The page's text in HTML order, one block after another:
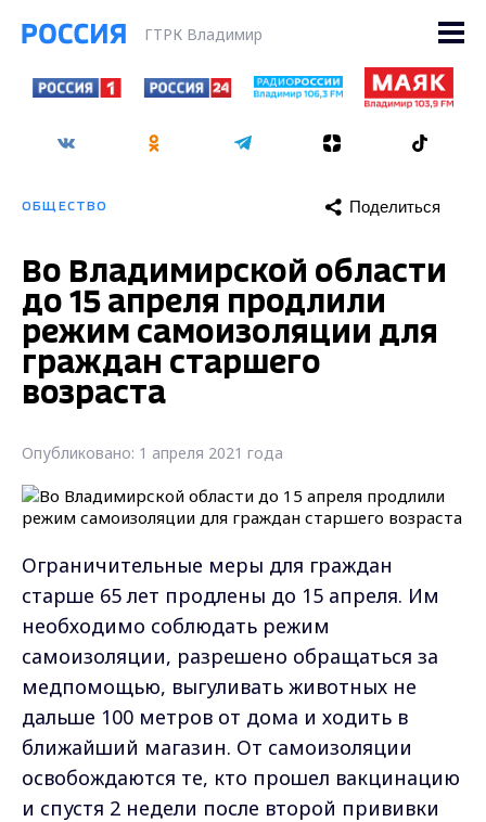
ГТРК Владимир
ОБЩЕСТВО Поделиться
Во Владимирской области
до 15 апреля продлили
режим самоизоляции для
граждан старшего
возраста
Опубликовано: 1 апреля 2021 года
Ограничительные меры для граждан
старше 65 лет продлены до 15 апреля. Им
необходимо соблюдать режим
самоизоляции, разрешено обращаться за
медпомощью, выгуливать животных не
дальше 100 метров от дома и ходить в
ближайший магазин. От самоизоляции
освобождаются те, кто прошел вакцинацию
и спустя 2 недели после второй прививки